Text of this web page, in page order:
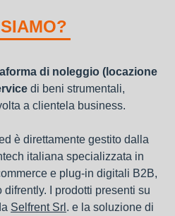
vengono considerati un servizio. I
deducibili ai fini IRES e IRAP
di noleggio (locazione
di beni strumentali,
a clientela business.
è direttamente gestito dalla
italiana specializzata in
e plug-in digitali B2B,
I prodotti presenti su
Selfrent Srl . e la soluzione di